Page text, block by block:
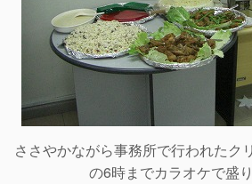
ささやかながら事務所で行われたク
の6時までカラオケで盛